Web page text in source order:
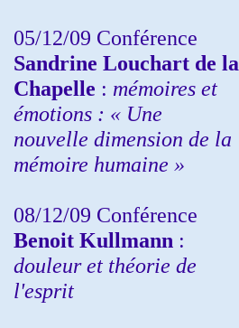
05/12/09 Conférence
Sandrine Louchart de la
Chapelle : mémoires et
émotions : « Une
nouvelle dimension de la
mémoire humaine »
08/12/09 Conférence
Benoit Kullmann :
douleur et théorie de
l'esprit